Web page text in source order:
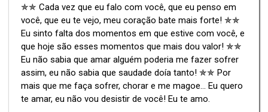
✯✯ Cada vez que eu falo com você, que eu penso em
você, que eu te vejo, meu coração bate mais forte! ✯✯
Eu sinto falta dos momentos em que estive com você, e
que hoje são esses momentos que mais dou valor! ✯✯
Eu não sabia que amar alguém poderia me fazer sofrer
assim, eu não sabia que saudade doía tanto! ✯✯ Por
mais que me faça sofrer, chorar e me magoe... Eu quero
te amar, eu não vou desistir de você! Eu te amo.